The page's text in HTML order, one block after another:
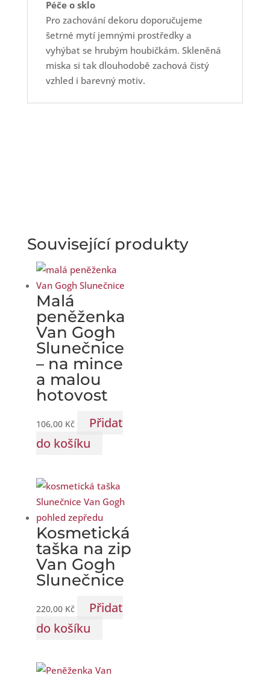
Péče o sklo
Pro zachování dekoru doporučujeme
šetrné mytí jemnými prostředky a
vyhýbat se hrubým houbičkám. Skleněná
miska si tak dlouhodobě zachová čistý
vzhled i barevný motiv.
Související produkty
Malá
peněženka
Van Gogh
Slunečnice
– na mince
a malou
hotovost
106,00 Kč
Přidat
do košíku
Kosmetická
taška na zip
Van Gogh
Slunečnice
220,00 Kč
Přidat
do košíku